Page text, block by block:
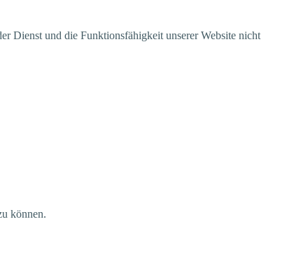
Dienst und die Funk­ti­ons­fä­hig­keit unse­rer Web­site nicht
können.